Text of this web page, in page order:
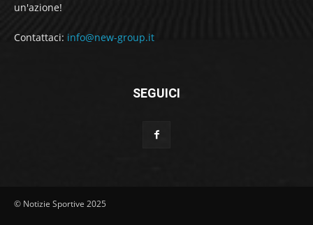
un'azione!
Contattaci: info@new-group.it
SEGUICI
© Notizie Sportive 2025